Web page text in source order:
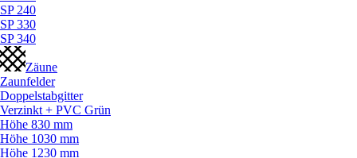
SP 240
SP 330
SP 340
Zäune
Zaunfelder
Doppelstabgitter
Verzinkt + PVC Grün
Höhe 830 mm
Höhe 1030 mm
Höhe 1230 mm